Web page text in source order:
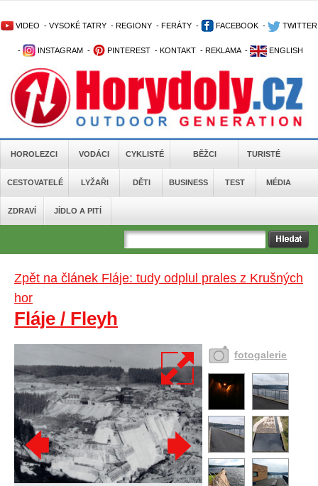
VIDEO - VYSOKÉ TATRY - REGIONY - FERÁTY - FACEBOOK - TWITTER
- INSTAGRAM - PINTEREST - KONTAKT - REKLAMA - ENGLISH
HOROLEZCI VODÁCI CYKLISTÉ BĚŽCI TURISTÉ
CESTOVATELÉ LYŽAŘI DĚTI BUSINESS TEST MÉDIA
ZDRAVÍ JÍDLO A PITÍ
Zpět na článek Fláje: tudy odplul prales z Krušných
hor
Fláje / Fleyh
fotogalerie